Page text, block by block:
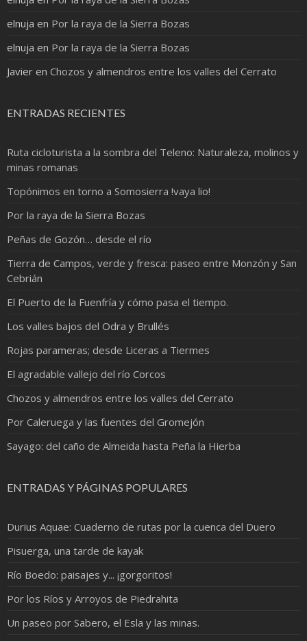
elnuja en Por la raya de la Sierra Bozas
elnuja en Por la raya de la Sierra Bozas
Javier en Chozos y almendros entre los valles del Cerrato
ENTRADAS RECIENTES
Ruta cicloturista a la sombra del Teleno: Naturaleza, molinos y
minas romanas
Topónimos en torno a Somosierra !vaya lio!
Por la raya de la Sierra Bozas
Peñas de Gozón… desde el río
Tierra de Campos, verde y fresca: paseo entre Monzón y San
Cebrián
El Puerto de la Fuenfría y cómo pasa el tiempo.
Los valles bajos del Odra y Brullés
Rojas parameras; desde Liceras a Tiermes
El agradable vallejo del río Corcos
Chozos y almendros entre los valles del Cerrato
Por Caleruega y las fuentes del Gromejón
Sayago: del caño de Almeida hasta Peña la Hierba
ENTRADAS Y PÁGINAS POPULARES
Durius Aquae: Cuaderno de rutas por la cuenca del Duero
Pisuerga, una tarde de kayak
Río Boedo: paisajes y... ¡gorgoritos!
Por los Ríos y Arroyos de Piedrahita
Un paseo por Sabero, el Esla y las minas.